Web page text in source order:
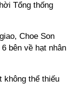
Tổng thống
Choe Son
bên về hạt nhân
không thể thiếu